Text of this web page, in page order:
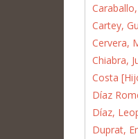
Cartey,
Cervera,
Chiabra,
Costa
Díaz
Díaz,
Duprat,